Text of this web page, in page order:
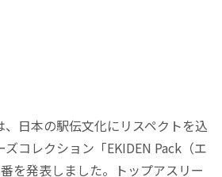
日本の駅伝文化にリスペクトを込
コレクション「EKIDEN Pack（エ
を発表しました。トップアスリー